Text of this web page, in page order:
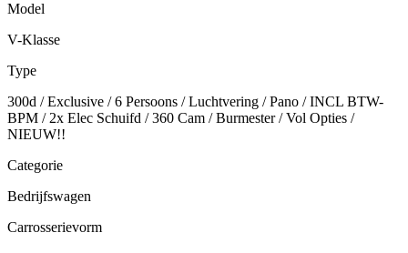
Model
V-Klasse
Type
300d / Exclusive / 6 Persoons / Luchtvering / Pano / INCL BTW-
BPM / 2x Elec Schuifd / 360 Cam / Burmester / Vol Opties /
NIEUW!!
Categorie
Bedrijfswagen
Carrosserievorm